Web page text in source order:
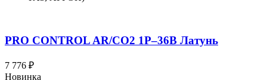
PRO CONTROL AR/CO2 1Р–36В Латунь
7 776 ₽
Новинка